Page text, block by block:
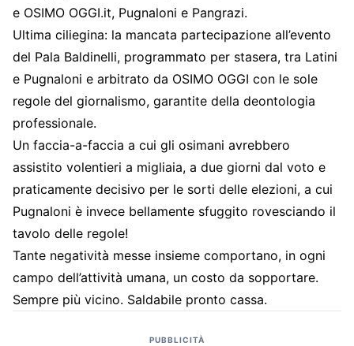
e OSIMO OGGI.it, Pugnaloni e Pangrazi.
Ultima ciliegina: la mancata partecipazione all’evento
del Pala Baldinelli, programmato per stasera, tra Latini
e Pugnaloni e arbitrato da OSIMO OGGI con le sole
regole del giornalismo, garantite della deontologia
professionale.
Un faccia-a-faccia a cui gli osimani avrebbero
assistito volentieri a migliaia, a due giorni dal voto e
praticamente decisivo per le sorti delle elezioni, a cui
Pugnaloni è invece bellamente sfuggito rovesciando il
tavolo delle regole!
Tante negatività messe insieme comportano, in ogni
campo dell’attività umana, un costo da sopportare.
Sempre più vicino. Saldabile pronto cassa.
PUBBLICITÀ